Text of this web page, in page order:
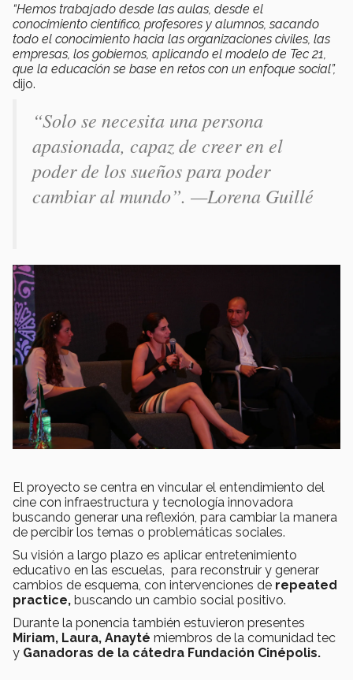
“Hemos trabajado desde las aulas, desde el
conocimiento científico, profesores y alumnos, sacando
todo el conocimiento hacia las organizaciones civiles, las
empresas, los gobiernos, aplicando el modelo de Tec 21,
que la educación se base en retos con un enfoque social”,
dijo.
“Solo se necesita una persona
apasionada, capaz de creer en el
poder de los sueños para poder
cambiar al mundo”. —Lorena Guillé
El proyecto se centra en vincular el entendimiento del
cine con infraestructura y tecnología innovadora
buscando generar una reflexión, para cambiar la manera
de percibir los temas o problemáticas sociales.
Su visión a largo plazo es aplicar entretenimiento
educativo en las escuelas, para reconstruir y generar
cambios de esquema, con intervenciones de repeated
practice, buscando un cambio social positivo.
Durante la ponencia también estuvieron presentes
Miriam, Laura, Anayté miembros de la comunidad tec
y Ganadoras de la cátedra Fundación Cinépolis.